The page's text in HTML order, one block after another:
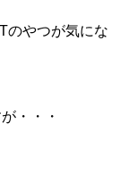
のやつが気にな
・・・